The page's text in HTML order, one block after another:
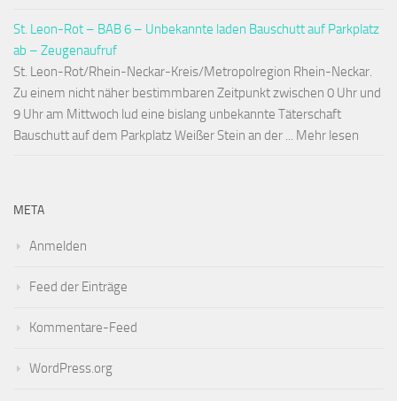
St. Leon-Rot – BAB 6 – Unbekannte laden Bauschutt auf Parkplatz
ab – Zeugenaufruf
St. Leon-Rot/Rhein-Neckar-Kreis/Metropolregion Rhein-Neckar.
Zu einem nicht näher bestimmbaren Zeitpunkt zwischen 0 Uhr und
9 Uhr am Mittwoch lud eine bislang unbekannte Täterschaft
Bauschutt auf dem Parkplatz Weißer Stein an der ... Mehr lesen
META
Anmelden
Feed der Einträge
Kommentare-Feed
WordPress.org